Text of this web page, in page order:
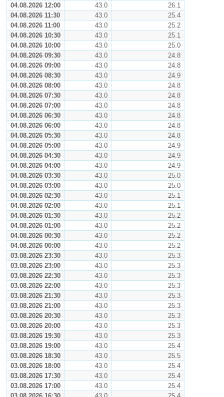
04.08.2026 12:00
43.0
26.1
04.08.2026 11:30
43.0
25.4
04.08.2026 11:00
43.0
25.2
04.08.2026 10:30
43.0
25.1
04.08.2026 10:00
43.0
25.0
04.08.2026 09:30
43.0
24.8
04.08.2026 09:00
43.0
24.8
04.08.2026 08:30
43.0
24.9
04.08.2026 08:00
43.0
24.8
04.08.2026 07:30
43.0
24.8
04.08.2026 07:00
43.0
24.8
04.08.2026 06:30
43.0
24.8
04.08.2026 06:00
43.0
24.8
04.08.2026 05:30
43.0
24.8
04.08.2026 05:00
43.0
24.9
04.08.2026 04:30
43.0
24.9
04.08.2026 04:00
43.0
24.9
04.08.2026 03:30
43.0
25.0
04.08.2026 03:00
43.0
25.0
04.08.2026 02:30
43.0
25.1
04.08.2026 02:00
43.0
25.1
04.08.2026 01:30
43.0
25.2
04.08.2026 01:00
43.0
25.2
04.08.2026 00:30
43.0
25.2
04.08.2026 00:00
43.0
25.2
03.08.2026 23:30
43.0
25.3
03.08.2026 23:00
43.0
25.3
03.08.2026 22:30
43.0
25.3
03.08.2026 22:00
43.0
25.3
03.08.2026 21:30
43.0
25.3
03.08.2026 21:00
43.0
25.3
03.08.2026 20:30
43.0
25.3
03.08.2026 20:00
43.0
25.3
03.08.2026 19:30
43.0
25.3
03.08.2026 19:00
43.0
25.4
03.08.2026 18:30
43.0
25.5
03.08.2026 18:00
43.0
25.4
03.08.2026 17:30
43.0
25.4
03.08.2026 17:00
43.0
25.4